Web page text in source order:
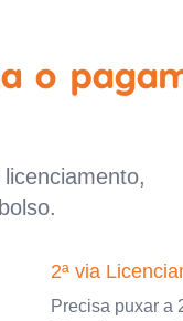
o
2ª via
Precisa puxar a